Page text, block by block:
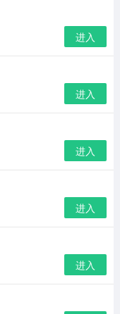
冒险解谜
赛车竞速
进入
进入
进入
进入
进入